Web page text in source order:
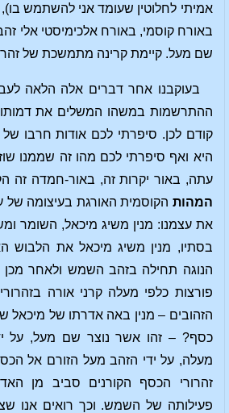
אמיתי לחלוטין שעומד אני להשתמש
באורח קוסמי, באורח אלכימיסטי אלי
שם מעל. קיימת קרינה מתמשכת של
בעוקבנו אחר דברים אלה הלאה
ההתרשמות במשהו המשלים את דמותו
קודם לכן. סיפרתי לכם אודות חרבו
היא ואף סיפרתי לכם מהו זה שממנו
עתה, באור יקרות זה, באור-חמדה זה
המהות הקוסמית האורגת בעיצומה של
את עצמנו: מנין משיג מיכאל, השומר
בסתיו, מנין משיג מיכאל את הלבוש
הנוגה תחילה בזהב השמש ולאחר מכן
פורצות כלפי מעלה קרני אורה
הזהובים – מנין באה אדרתו של מיכאל
כסף? – זהו אשר נוצר שם מעל, על
מעלה, על ידי הזהב מעל הזורם אל
זהרורי הכסף הקורנים סביב מן
פעילותה של השמש. וכך רואים אנו